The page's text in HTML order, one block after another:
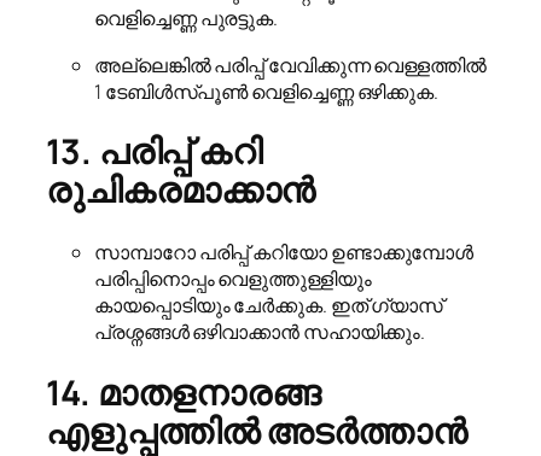
വെളിച്ചെണ്ണ പുരട്ടുക.
അല്ലെങ്കിൽ പരിപ്പ് വേവിക്കുന്ന വെള്ളത്തിൽ
1 ടേബിൾസ്പൂൺ വെളിച്ചെണ്ണ ഒഴിക്കുക.
13. പരിപ്പ് കറി
രുചികരമാക്കാൻ
സാമ്പാറോ പരിപ്പ് കറിയോ ഉണ്ടാക്കുമ്പോൾ
പരിപ്പിനൊപ്പം വെളുത്തുള്ളിയും
കായപ്പൊടിയും ചേർക്കുക. ഇത് ഗ്യാസ്
പ്രശ്നങ്ങൾ ഒഴിവാക്കാൻ സഹായിക്കും.
14. മാതളനാരങ്ങ
എളുപ്പത്തിൽ അടർത്താൻ